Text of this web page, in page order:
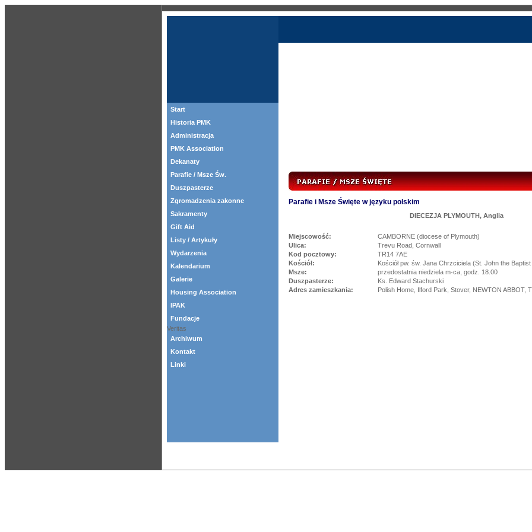
Start
Historia PMK
Administracja
PMK Association
Dekanaty
Parafie / Msze Św.
Duszpasterze
Zgromadzenia zakonne
Sakramenty
Gift Aid
Listy / Artykuły
Wydarzenia
Kalendarium
Galerie
Housing Association
IPAK
Fundacje
Veritas
Archiwum
Kontakt
Linki
Parafie i Msze Święte w języku polskim
DIECEZJA PLYMOUTH, Anglia
Miejscowość:
CAMBORNE (diocese of Plymouth)
Ulica:
Trevu Road, Cornwall
Kod pocztowy:
TR14 7AE
Kościół:
Kościół pw. św. Jana Chrzciciela (St. John the
Msze:
przedostatnia niedziela m-ca, godz. 18.00
Duszpasterze:
Ks. Edward Stachurski
Adres zamieszkania:
Polish Home, Ilford Park, Stover, NEWTON ABBOT,